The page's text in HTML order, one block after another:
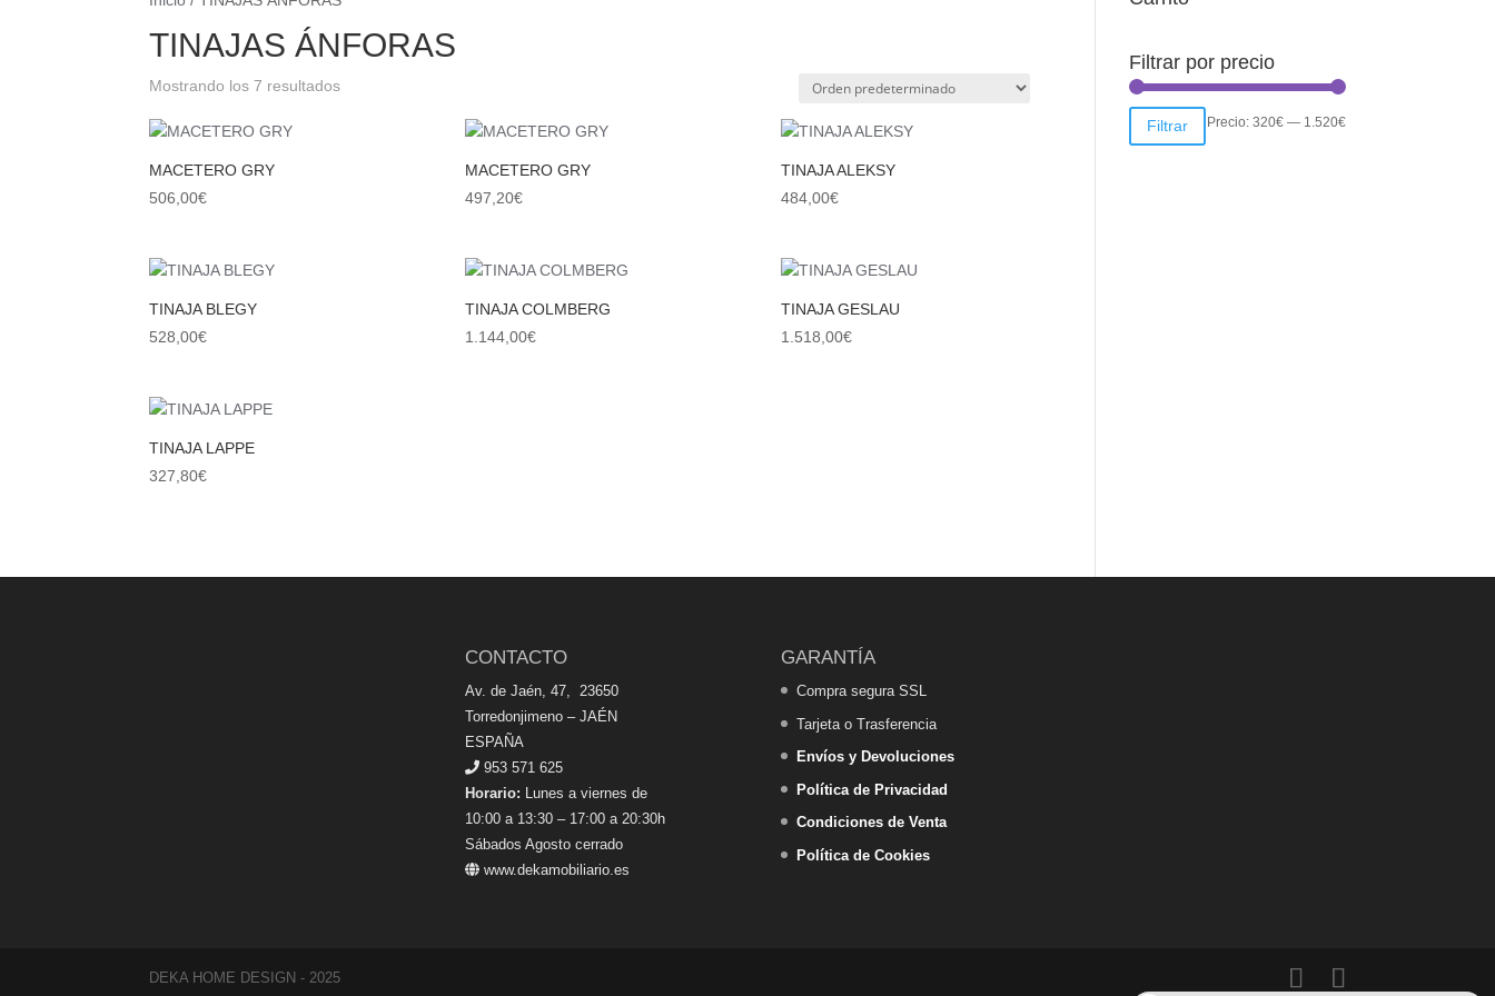
TINAJAS ÁNFORAS
Mostrando los 7 resultados
MACETERO GRY
506,00€
MACETERO GRY
497,20€
TINAJA ALEKSY
484,00€
TINAJA BLEGY
528,00€
TINAJA COLMBERG
1.144,00€
TINAJA GESLAU
1.518,00€
TINAJA LAPPE
327,80€
Filtrar por precio
Precio
Precio
Filtrar Precio: 320€— 1.520€
CONTACTO
Av. de Jaén, 47, 23650
Torredonjimeno – JAÉN
ESPAÑA
953 571 625
Horario: Lunes a viernes de
10:00 a 13:30 – 17:00 a 20:30h
Sábados Agosto cerrado
www.dekamobiliario.es
GARANTÍA
Compra segura SSL
Tarjeta o Trasferencia
Envíos y Devoluciones
Política de Privacidad
Condiciones de Venta
Política de Cookies
DEKA HOME DESIGN - 2025